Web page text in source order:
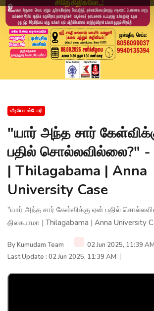
வீடியோ ஸ்டோரி
"யார் அந்த சார்
பதில் சொல்லவில்லை?" -
| Thilagabama | Anna
University Case
"யார் அந்த சார் கேள்விக்கு ஏன் பதில்
திலகபாமா | Thilagabama | Anna University
ByKumudam Team
02 Jun 2025, 11:39 AM
Last Update : 02 Jun 2025, 11:39 AM